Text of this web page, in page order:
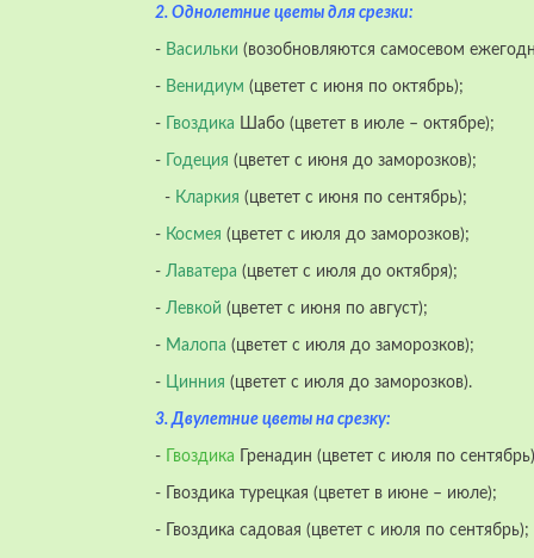
2. Однолетние цветы для срезки:
- Васильки (возобновляются самосевом
- Венидиум (цветет с июня по октябрь);
- Гвоздика Шабо (цветет в июле – октябре);
- Годеция (цветет с июня до заморозков);
- Кларкия (цветет с июня по сентябрь);
- Космея (цветет с июля до заморозков);
- Лаватера (цветет с июля до октября);
- Левкой (цветет с июня по август);
- Малопа (цветет с июля до заморозков);
- Цинния (цветет с июля до заморозков).
3. Двулетние цветы на срезку:
- Гвоздика Гренадин (цветет с июля по
- Гвоздика турецкая (цветет в июне – июле);
- Гвоздика садовая (цветет с июля по сентябрь);